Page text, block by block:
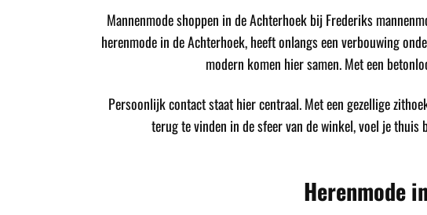
Mannenmode shoppen in de Achterhoek bij Frederiks
herenmode in de Achterhoek, heeft onlangs een verbouwing
modern komen hier samen. Met een
Persoonlijk contact staat hier centraal. Met een gezellige
terug te vinden in de sfeer van de winkel, voel je
Herenmode